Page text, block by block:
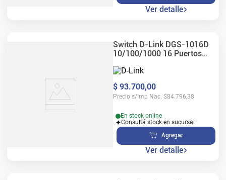
Ver detalle
Switch D-Link DGS-1016D
10/100/1000 16 Puertos
$ 93.700,00
Precio s/Imp Nac. $84.796,38
En stock online
Consultá stock en sucursal
Agregar
Ver detalle